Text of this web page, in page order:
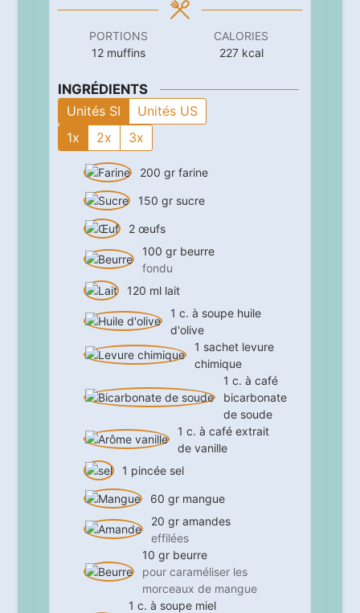
PORTIONS
12 muffins
CALORIES
227 kcal
INGRÉDIENTS
Unités SI
Unités US
1x
2x 3x
200 gr farine
150 gr sucre
2 œufs
100 gr beurre
fondu
120 ml lait
1 c. à soupe huile
d'olive
1 sachet levure
chimique
1 c. à café
bicarbonate
de soude
1 c. à café extrait
de vanille
1 pincée sel
60 gr mangue
20 gr amandes
effilées
10 gr beurre
pour caraméliser les
morceaux de mangue
1 c. à soupe miel